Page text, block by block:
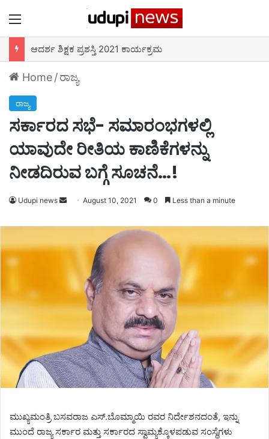
ಆದರ್ಶ ಶಿಕ್ಷಕ ಪ್ರಶಸ್ತಿ 2021 ಕಾರ್ಯಕ್ರಮ
Home/ರಾಜ್ಯ
ರಾಜ್ಯ
ಸರ್ಕಾರದ ಸಭೆ- ಸಮಾರಂಭಗಳಲ್ಲಿ
ಯಾವುದೇ ರೀತಿಯ ಕಾಣಿಕೆಗಳನ್ನು
ನೀಡದಿರುವ ಬಗ್ಗೆ ಸೂಚನೆ…!
Udupi news
Send
email
August 10, 2021 0 Less than a minute
ಮುಖ್ಯಮಂತ್ರಿ ಬಸವರಾಜ ಎಸ್.ಬೊಮ್ಮಾಯಿ ರವರ ನಿರ್ದೇಶನದಂತೆ, ಇನ್ನು
ಮುಂದೆ ರಾಜ್ಯ ಸರ್ಕಾರ ಮತ್ತು ಸರ್ಕಾರದ ಸ್ವಾಮ್ಯಕ್ಕೊಳಪಡುವ ಸಂಸ್ಥೆಗಳು